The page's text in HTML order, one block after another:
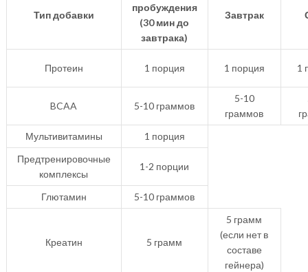
Тип добавки
пробуждения
(30 мин до
завтрака)
Завтрак
Протеин 1 порция 1 порция 1
BCAA 5-10 граммов
5-10
граммов
Мультивитамины
1 порция
Предтренировочные
комплексы
1-2 порции
Глютамин 5-10 граммов
Креатин 5 грамм
5 грамм
(если нет в
составе
гейнера)